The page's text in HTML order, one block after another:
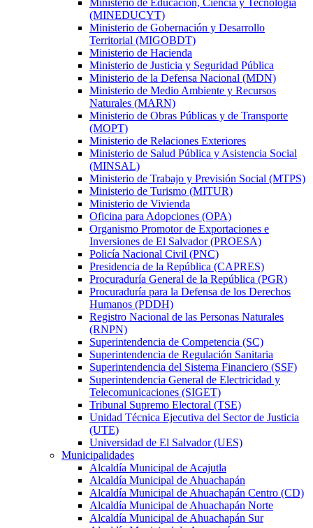
Ministerio de Educación, Ciencia y Tecnología
(MINEDUCYT)
Ministerio de Gobernación y Desarrollo
Territorial (MIGOBDT)
Ministerio de Hacienda
Ministerio de Justicia y Seguridad Pública
Ministerio de la Defensa Nacional (MDN)
Ministerio de Medio Ambiente y Recursos
Naturales (MARN)
Ministerio de Obras Públicas y de Transporte
(MOPT)
Ministerio de Relaciones Exteriores
Ministerio de Salud Pública y Asistencia Social
(MINSAL)
Ministerio de Trabajo y Previsión Social (MTPS)
Ministerio de Turismo (MITUR)
Ministerio de Vivienda
Oficina para Adopciones (OPA)
Organismo Promotor de Exportaciones e
Inversiones de El Salvador (PROESA)
Policía Nacional Civil (PNC)
Presidencia de la República (CAPRES)
Procuraduría General de la República (PGR)
Procuraduría para la Defensa de los Derechos
Humanos (PDDH)
Registro Nacional de las Personas Naturales
(RNPN)
Superintendencia de Competencia (SC)
Superintendencia de Regulación Sanitaria
Superintendencia del Sistema Financiero (SSF)
Superintendencia General de Electricidad y
Telecomunicaciones (SIGET)
Tribunal Supremo Electoral (TSE)
Unidad Técnica Ejecutiva del Sector de Justicia
(UTE)
Universidad de El Salvador (UES)
Municipalidades
Alcaldía Municipal de Acajutla
Alcaldía Municipal de Ahuachapán
Alcaldía Municipal de Ahuachapán Centro (CD)
Alcaldía Municipal de Ahuachapán Norte
Alcaldía Municipal de Ahuachapán Sur